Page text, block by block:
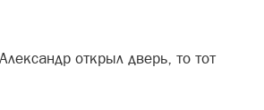
открыл дверь, то тот